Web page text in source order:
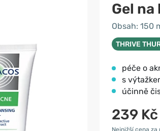
Gel
Obsah: 150
THRIVE
péče o
s
účinně
239 Kč
Nejnižší cena za